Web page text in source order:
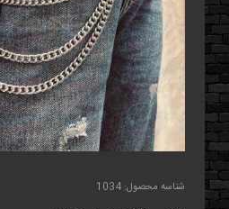
شناسه محصول: 1034